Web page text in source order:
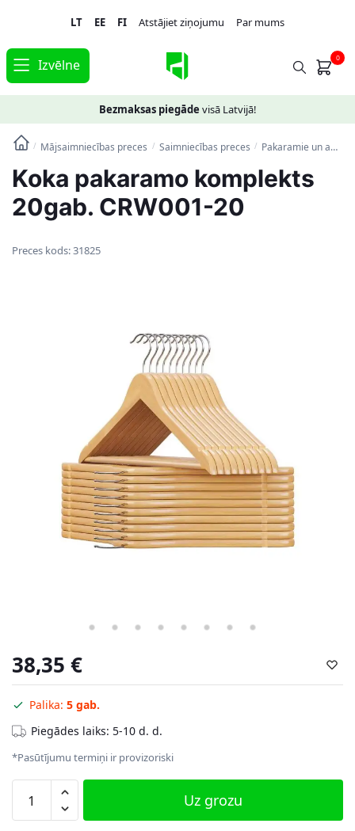
navigation
content
LT EE FI Atstājiet ziņojumu Par mums
Izvēlne 0
Bezmaksas piegāde visā Latvijā!
/ Mājsaimniecības preces / Saimniecības preces / Pakaramie un apģērbu maisi
Koka pakaramo komplekts
20gab. CRW001-20
Preces kods:31825
38,35 €
Palika: 5 gab.
Piegādes laiks: 5-10 d. d.
*Pasūtījumu termiņi ir provizoriski
pakaramo
Uz grozu